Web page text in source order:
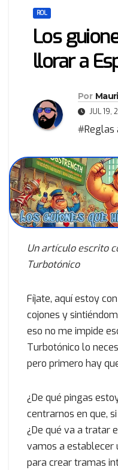
ROL
Los
llorar a
Por
JUL 19,
#Reglas
Un artículo escrito
Turbotónico
Fíjate, aquí estoy
cojones y
eso no me impide
Turbotónico lo
pero primero hay
¿De qué pingas
centrarnos en que,
¿De qué va a tratar
vamos a establecer
para crear tramas